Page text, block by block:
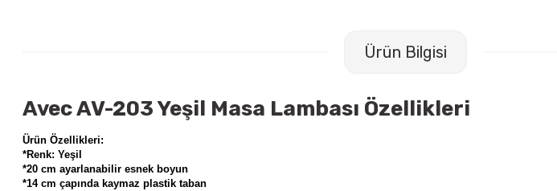
Ürün Bilgisi
Avec AV-203 Yeşil Masa Lambası Özellikleri
Ürün Özellikleri:
*Renk: Yeşil
*20 cm ayarlanabilir esnek boyun
*14 cm çapında kaymaz plastik taban